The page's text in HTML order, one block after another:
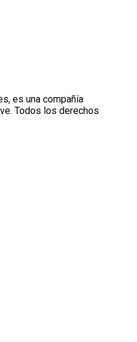
es una compañía
Todos los derechos